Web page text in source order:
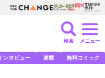
検索 メニュー
ンタビュー 連載 無料コミック